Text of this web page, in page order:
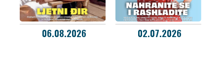
06.08.2026 02.07.2026